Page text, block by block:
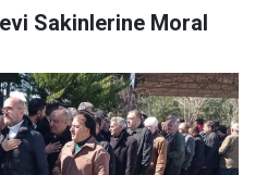
Sakinlerine Moral